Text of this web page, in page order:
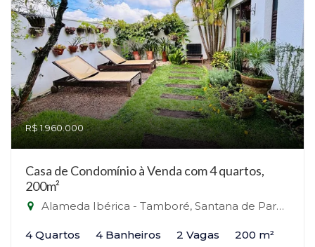
R$ 1.960.000
Casa de Condomínio à Venda com 4 quartos,
200m²
Alameda Ibérica - Tamboré, Santana de Parnaíba-SP
4 Quartos 4 Banheiros 2 Vagas 200 m²